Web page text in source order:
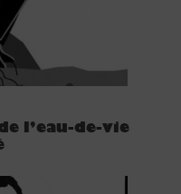
l’eau-de-vie